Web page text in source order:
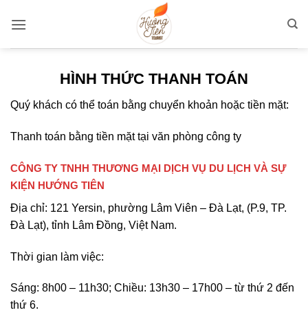
qua
HÌNH THỨC THANH TOÁN
Quý khách có thể toán bằng chuyển khoản hoặc tiền mặt:
Thanh toán bằng tiền mặt tại văn phòng công ty
CÔNG TY TNHH THƯƠNG MẠI DỊCH VỤ DU LỊCH VÀ SỰ
KIỆN HƯỚNG TIÊN
Địa chỉ: 121 Yersin, phường Lâm Viên – Đà Lạt, (P.9, TP.
Đà Lạt), tỉnh Lâm Đồng, Việt Nam.
Thời gian làm việc:
Sáng: 8h00 – 11h30; Chiều: 13h30 – 17h00 – từ thứ 2 đến
thứ 6.